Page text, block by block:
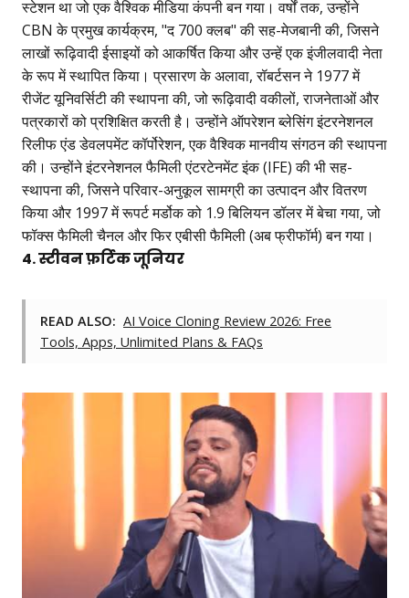
स्टेशन था जो एक वैश्विक मीडिया कंपनी बन गया। वर्षों तक, उन्होंने
CBN के प्रमुख कार्यक्रम, "द 700 क्लब" की सह-मेजबानी की, जिसने
लाखों रूढ़िवादी ईसाइयों को आकर्षित किया और उन्हें एक इंजीलवादी नेता
के रूप में स्थापित किया। प्रसारण के अलावा, रॉबर्टसन ने 1977 में
रीजेंट यूनिवर्सिटी की स्थापना की, जो रूढ़िवादी वकीलों, राजनेताओं और
पत्रकारों को प्रशिक्षित करती है। उन्होंने ऑपरेशन ब्लेसिंग इंटरनेशनल
रिलीफ एंड डेवलपमेंट कॉर्पोरेशन, एक वैश्विक मानवीय संगठन की स्थापना
की। उन्होंने इंटरनेशनल फैमिली एंटरटेनमेंट इंक (IFE) की भी सह-
स्थापना की, जिसने परिवार-अनुकूल सामग्री का उत्पादन और वितरण
किया और 1997 में रूपर्ट मर्डोक को 1.9 बिलियन डॉलर में बेचा गया, जो
फॉक्स फैमिली चैनल और फिर एबीसी फैमिली (अब फ्रीफॉर्म) बन गया।
4. स्टीवन फ़र्टिक जूनियर
READ ALSO: AI Voice Cloning Review 2026: Free
Tools, Apps, Unlimited Plans & FAQs